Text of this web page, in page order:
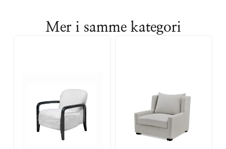
Mer i samme kategori